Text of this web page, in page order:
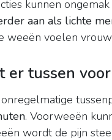
kunnen
aan als lichte
weeën voelen
er tussen
. Voorweeën
wordt de pijn